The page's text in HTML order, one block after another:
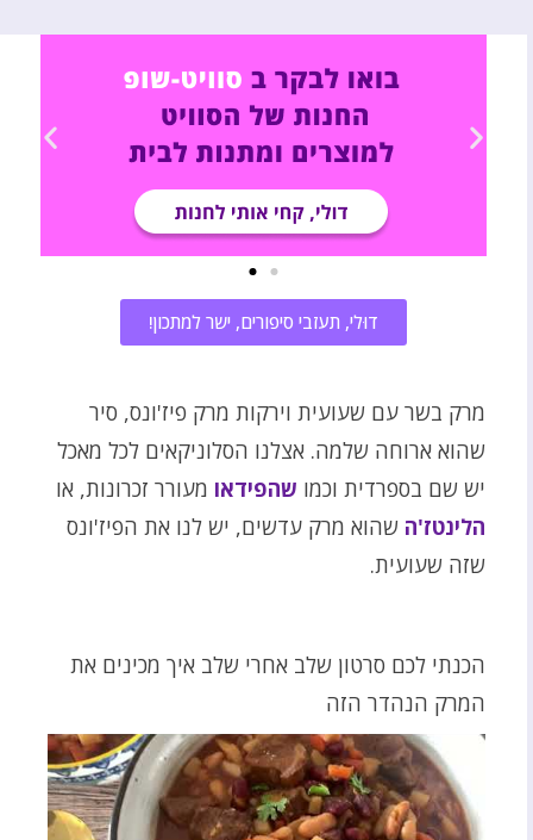
דוּלי, תעזבי סיפורים, ישר למתכון!
מרק בשר עם שעועית וירקות מרק פיז'ונס, סיר
שהוא ארוחה שלמה. אצלנו הסלוניקאים לכל מאכל
יש שם בספרדית וכמו שהפידאו מעורר זכרונות, או
הלינטז'ה שהוא מרק עדשים, יש לנו את הפיז'ונס
שזה שעועית.
הכנתי לכם סרטון שלב אחרי שלב איך מכינים את
המרק הנהדר הזה